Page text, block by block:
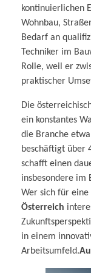
kontinuierlichen
Wohnbau,
Bedarf an
Techniker im
Rolle, weil er
praktischer
Die
ein konstantes
die Branche
beschäftigt über
schafft einen
insbesondere im
Wer sich für
Österreich
in einem
Arbeitsumfeld.